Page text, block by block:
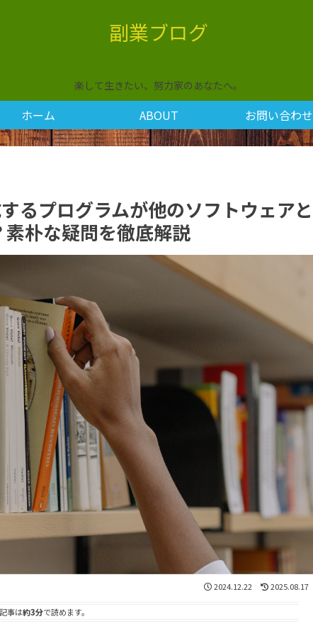
副業ブログ
楽して生きたい、努力家のあなたへ。
ホーム ABOUT お問い合わせ
るプログラムが他のソフトウェアと
朴な疑問を徹底解説
2024.12.22 2025.08.17
事は約3分で読めます。